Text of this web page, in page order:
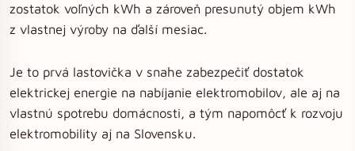
zostatok voľných kWh a zároveň presunutý objem kWh
z vlastnej výroby na ďalší mesiac.
Je to prvá lastovička v snahe zabezpečiť dostatok
elektrickej energie na nabíjanie elektromobilov, ale aj na
vlastnú spotrebu domácnosti, a tým napomôcť k rozvoju
elektromobility aj na Slovensku.